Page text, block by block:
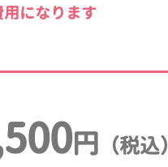
になります
円 （税込）